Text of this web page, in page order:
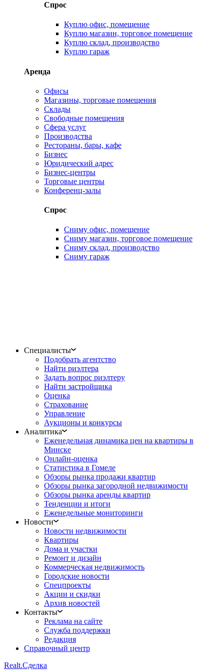
Спрос
Куплю офис, помещение
Куплю магазин, торговое помещение
Куплю склад, производство
Куплю гараж
Аренда
Офисы
Магазины, торговые помещения
Склады
Свободные помещения
Сфера услуг
Производства
Рестораны, бары, кафе
Бизнес
Юридический адрес
Бизнес-центры
Торговые центры
Конференц-залы
Спрос
Сниму офис, помещение
Сниму магазин, торговое помещение
Сниму склад, производство
Сниму гараж
Специалисты
Подобрать агентство
Найти риэлтера
Задать вопрос риэлтеру
Найти застройщика
Оценка
Страхование
Управление
Аукционы и конкурсы
Аналитика
Еженедельная динамика цен на квартиры в
Минске
Онлайн-оценка
Статистика в Гомеле
Обзоры рынка продажи квартир
Обзоры рынка загородной недвижимости
Обзоры рынка аренды квартир
Тенденции и итоги
Еженедельные мониторинги
Новости
Новости недвижимости
Квартиры
Дома и участки
Ремонт и дизайн
Коммерческая недвижимость
Городские новости
Спецпроекты
Акции и скидки
Архив новостей
Контакты
Реклама на сайте
Служба поддержки
Редакция
Справочный центр
Realt.Сделка